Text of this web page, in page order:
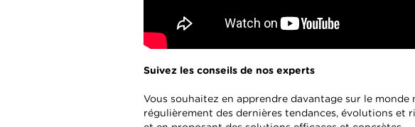
Suivez les conseils de nos experts
Vous souhaitez en apprendre davantage sur le
régulièrement des dernières tendances, évolutions et